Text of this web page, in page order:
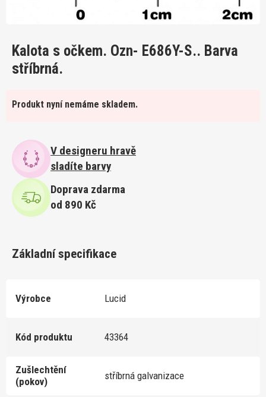
Kalota s očkem. Ozn- E686Y-S.. Barva
stříbrná.
Produkt nyní nemáme skladem.
V designeru hravě
sladíte barvy
Doprava zdarma
od 890 Kč
Základní specifikace
Výrobce Lucid
Kód produktu 43364
Zušlechtění
(pokov)
stříbrná galvanizace